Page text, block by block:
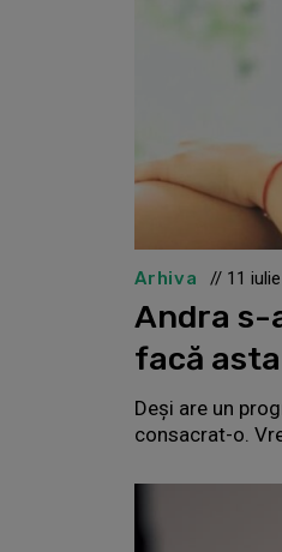
Arhiva // 11
Andra s-
facă
Deși are un
consacrat-o.